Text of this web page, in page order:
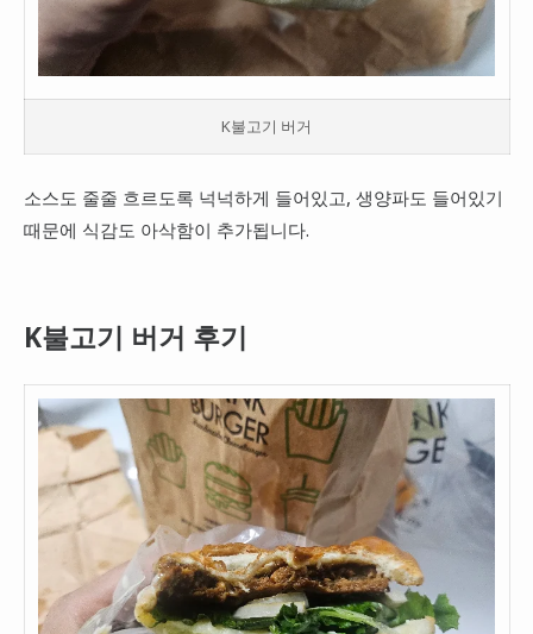
K불고기 버거
소스도 줄줄 흐르도록 넉넉하게 들어있고, 생양파도 들어있기
때문에 식감도 아삭함이 추가됩니다.
K불고기 버거 후기